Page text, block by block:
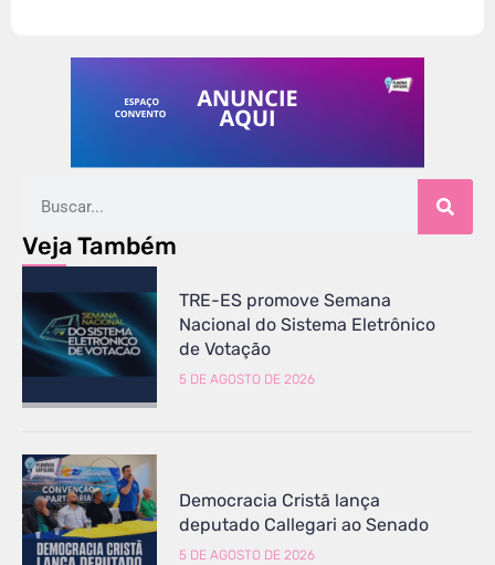
Veja Também
TRE-ES promove Semana
Nacional do Sistema Eletrônico
de Votação
5 DE AGOSTO DE 2026
Democracia Cristã lança
deputado Callegari ao Senado
5 DE AGOSTO DE 2026